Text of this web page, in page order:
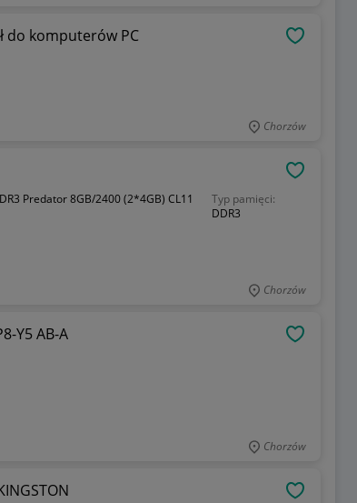
do komputerów PC
Chorzów
Predator 8GB/2400 (2*4GB) CL11
Typ pamięci:
DDR3
Chorzów
PAMIĘĆ RAM 1GB DDR2 HYNIX HYMP512U64BP8-Y5 AB-A
Chorzów